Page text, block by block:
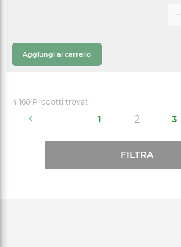
Aggiungi al carrello
4.160 Prodotti trovati
1 2(current)
3
FILTRA